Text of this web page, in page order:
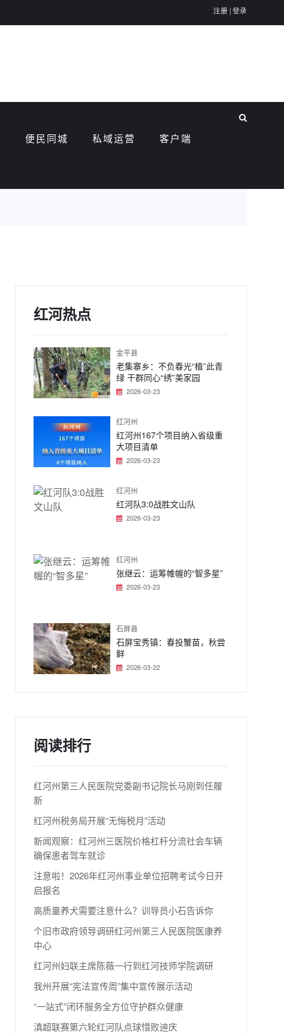
便民同城 私域运营 客户端
红河热点
金平县
老集寨乡：不负春光“植”此青
绿 干群同心“绣”美家园
2026-03-23
红河州
红河州167个项目纳入省级重
大项目清单
2026-03-23
红河州
红河队3:0战胜文山队
2026-03-23
红河州
张继云：运筹帷幄的“智多星”
2026-03-23
石屏县
石屏宝秀镇：春投蟹苗，秋尝
鲜
2026-03-22
阅读排行
红河州第三人民医院党委副书记院长马刚到任履
新
红河州税务局开展“无悔税月”活动
新闻观察：红河州三医院价格杠杆分流社会车辆
确保患者驾车就诊
注意啦！2026年红河州事业单位招聘考试今日开
启报名
高质量养犬需要注意什么？训导员小石告诉你
个旧市政府领导调研红河州第三人民医院医康养
中心
红河州妇联主席陈薇一行到红河技师学院调研
我州开展“宪法宣传周”集中宣传展示活动
“一站式”闭环服务全方位守护群众健康
滇超联赛第六轮红河队点球惜败迪庆